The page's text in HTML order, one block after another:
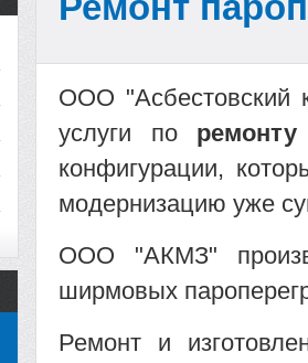
ООО "Асбестовский
услуги по
конфигурации,
модернизацию уже
ООО "АКМЗ"
ширмовых
Ремонт и